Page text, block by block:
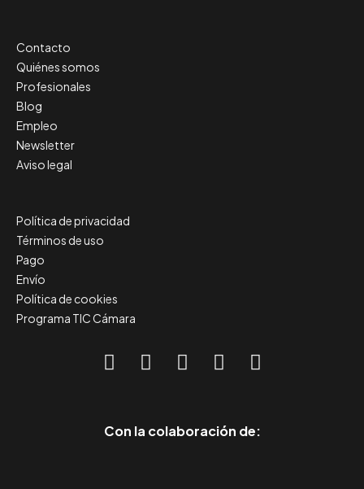
Contacto
Quiénes somos
Profesionales
Blog
Empleo
Newsletter
Aviso legal
Política de privacidad
Términos de uso
Pago
Envío
Política de cookies
Programa TIC Cámara
Con la colaboración de: